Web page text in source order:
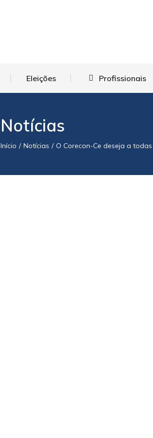
Eleições Profissionais
Notícias
Você está aqui:
Início Notícias O Corecon-Ce deseja a